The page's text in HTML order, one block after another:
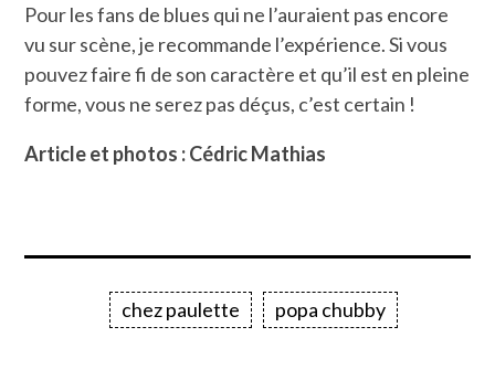
Pour les fans de blues qui ne l’auraient pas encore
vu sur scène, je recommande l’expérience. Si vous
pouvez faire fi de son caractère et qu’il est en pleine
forme, vous ne serez pas déçus, c’est certain !
Article et photos : Cédric Mathias
chez paulette popa chubby